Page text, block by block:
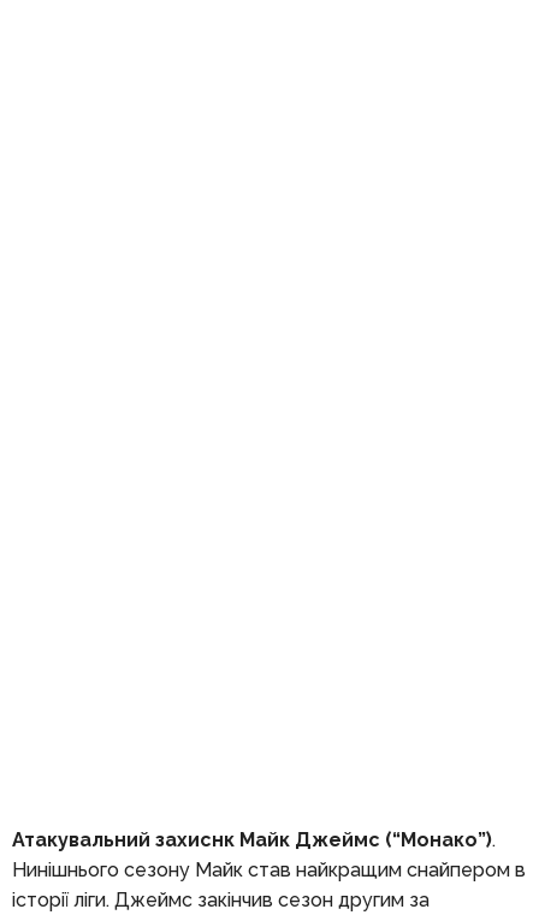
Атакувальний захиснк Майк Джеймс (“Монако”).
Нинішнього сезону Майк став найкращим снайпером в
історії ліги. Джеймс закінчив сезон другим за